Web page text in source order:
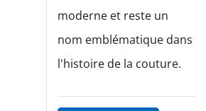
moderne et reste un
nom emblématique dans
l'histoire de la couture.